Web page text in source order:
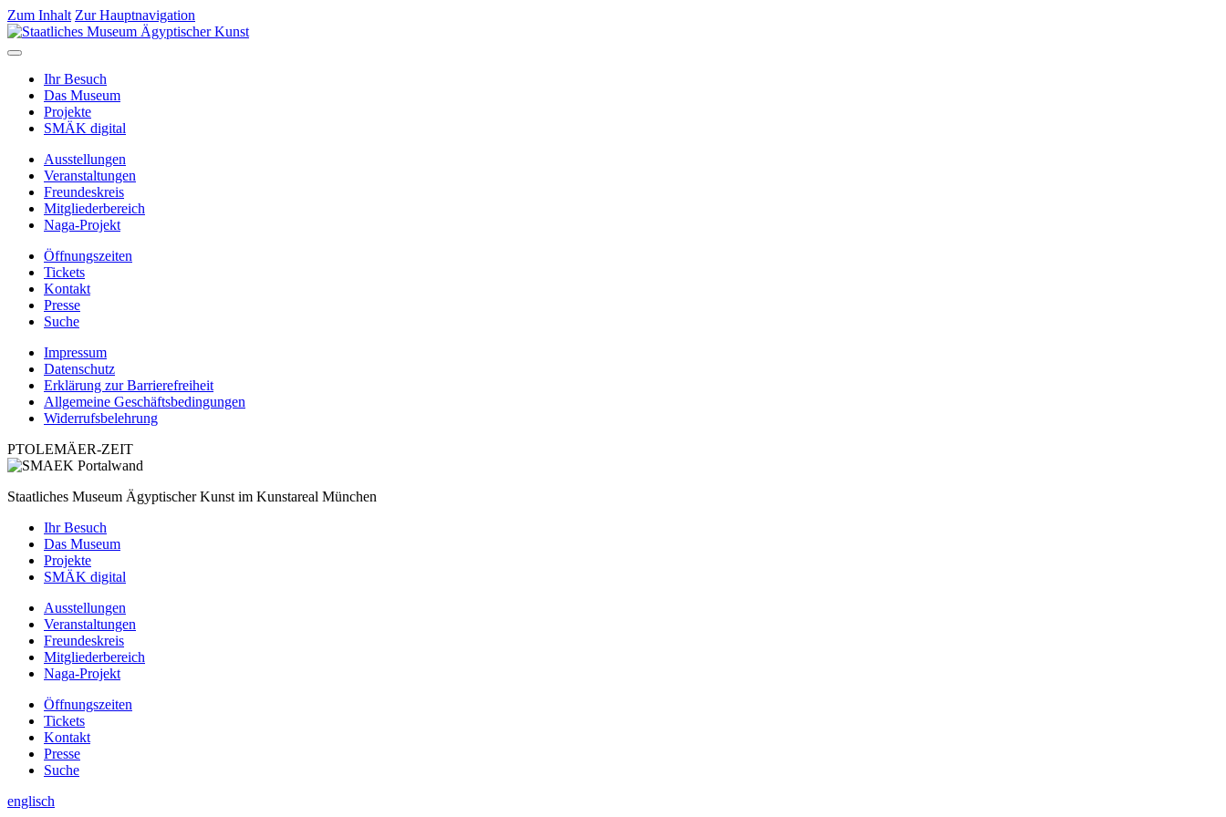
Zum Inhalt Zur Hauptnavigation
Ihr Besuch
Das Museum
Projekte
SMÄK digital
Ausstellungen
Veranstaltungen
Freundeskreis
Mitgliederbereich
Naga-Projekt
Öffnungszeiten
Tickets
Kontakt
Presse
Suche
Impressum
Datenschutz
Erklärung zur Barrierefreiheit
Allgemeine Geschäftsbedingungen
Widerrufsbelehrung
PTOLEMÄER-ZEIT
Staatliches Museum Ägyptischer Kunst im Kunstareal München
Ihr Besuch
Das Museum
Projekte
SMÄK digital
Ausstellungen
Veranstaltungen
Freundeskreis
Mitgliederbereich
Naga-Projekt
Öffnungszeiten
Tickets
Kontakt
Presse
Suche
englisch